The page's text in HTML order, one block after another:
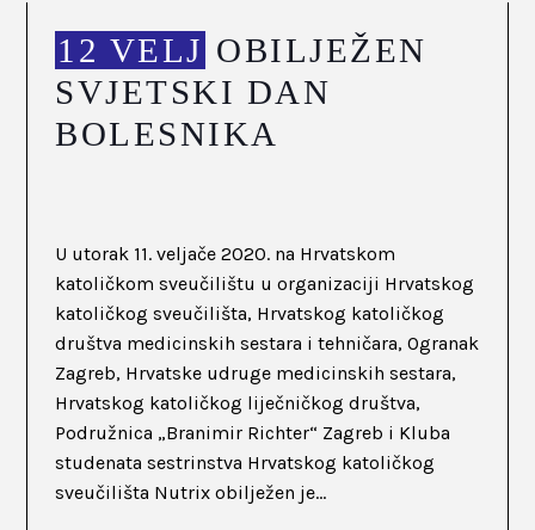
12 VELJ OBILJEŽEN
SVJETSKI DAN
BOLESNIKA
U utorak 11. veljače 2020. na Hrvatskom
katoličkom sveučilištu u organizaciji Hrvatskog
katoličkog sveučilišta, Hrvatskog katoličkog
društva medicinskih sestara i tehničara, Ogranak
Zagreb, Hrvatske udruge medicinskih sestara,
Hrvatskog katoličkog liječničkog društva,
Podružnica „Branimir Richter“ Zagreb i Kluba
studenata sestrinstva Hrvatskog katoličkog
sveučilišta Nutrix obilježen je...